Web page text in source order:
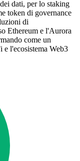
dati, per lo staking
token di governance
di
Ethereum e l'Aurora
come un
e l'ecosistema Web3